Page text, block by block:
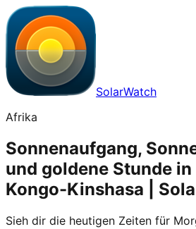
SolarWatch
Afrika
Sonnenaufgang,
und goldene Stunde
Kongo-Kinshasa |
Sieh dir die heutigen Zeiten für